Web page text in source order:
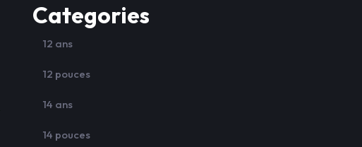
Categories
12 ans
12 pouces
14 ans
14 pouces